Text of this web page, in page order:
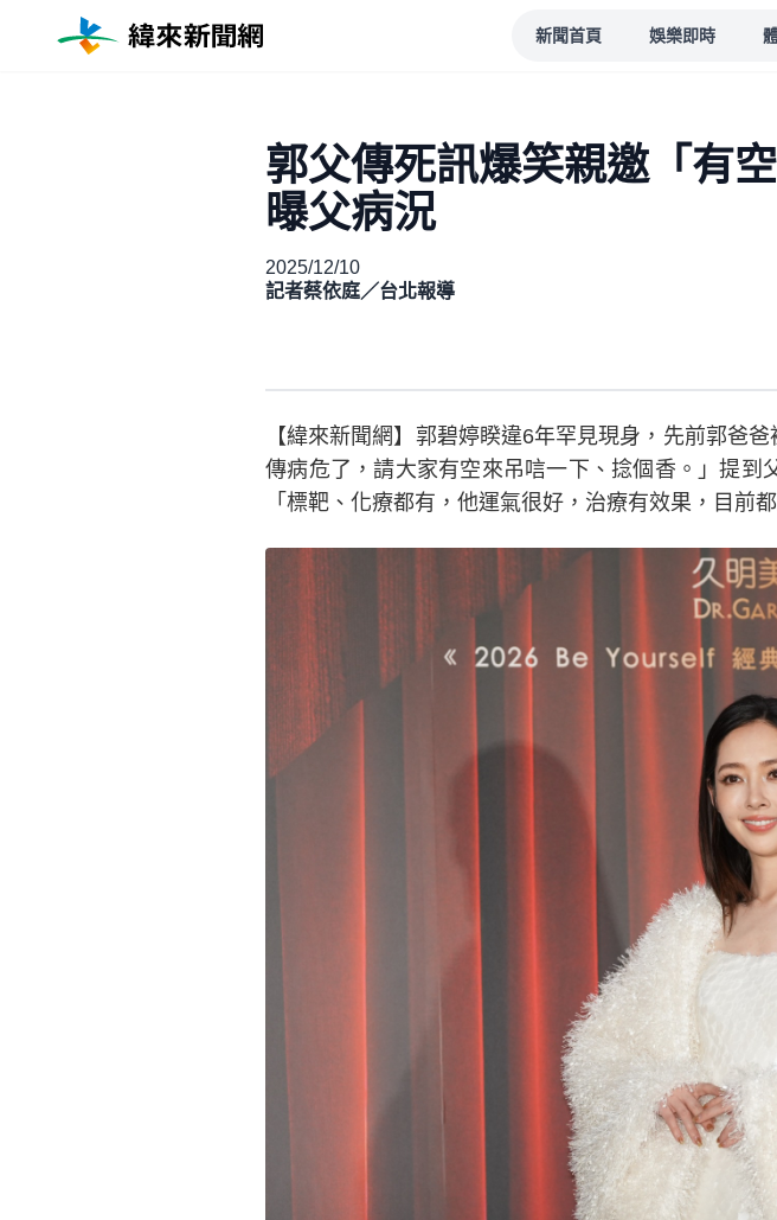
新聞首頁 娛樂即時
郭父傳死訊爆笑親邀「有
曝父病況
2025/12/10
記者蔡依庭／台北報導
【緯來新聞網】郭碧婷睽違6年罕見現身，先前郭爸
傳病危了，請大家有空來吊唁一下、捻個香。」提到
「標靶、化療都有，他運氣很好，治療有效果，目前